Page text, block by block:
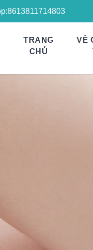
8613811714803
TRANG
CHỦ
VỀ